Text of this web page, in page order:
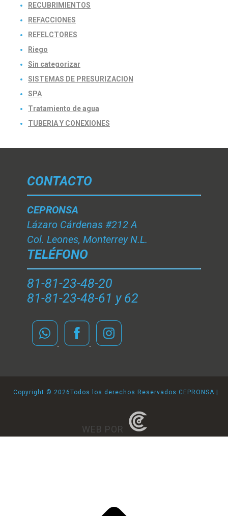
RECUBRIMIENTOS
REFACCIONES
REFELCTORES
Riego
Sin categorizar
SISTEMAS DE PRESURIZACION
SPA
Tratamiento de agua
TUBERIA Y CONEXIONES
CONTACTO
CEPRONSA
Lázaro Cárdenas #212 A
Col. Leones, Monterrey N.L.
TELÉFONO
81-81-23-48-20
81-81-23-48-61 y 62
Copyright © 2026Todos los derechos Reservados CEPRONSA |
WEB POR